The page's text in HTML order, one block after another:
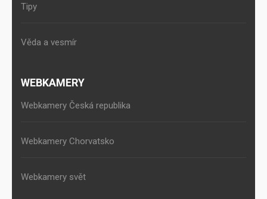
Tipy
Věda a vesmír
WEBKAMERY
Webkamery Česká republika
Webkamery Chorvatsko
Webkamery svět